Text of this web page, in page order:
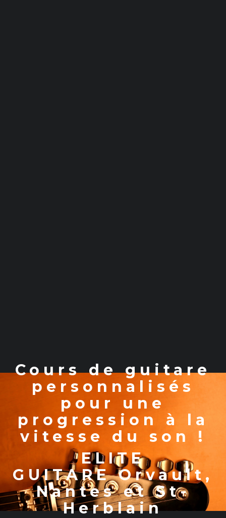
Cours de guitare
personnalisés
pour une
progression à la
vitesse du son !
ELITE
GUITARE Orvault,
Nantes et St-
Herblain